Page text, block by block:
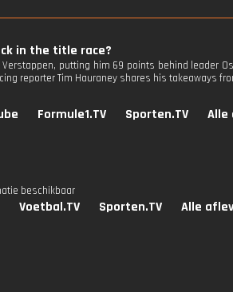
in the title race?
putting him 69 points behind leader
reporter Tim Hauraney shares his takeaways
Formule1.TV Sporten.TV Alle
beschikbaar
Voetbal.TV Sporten.TV Alle